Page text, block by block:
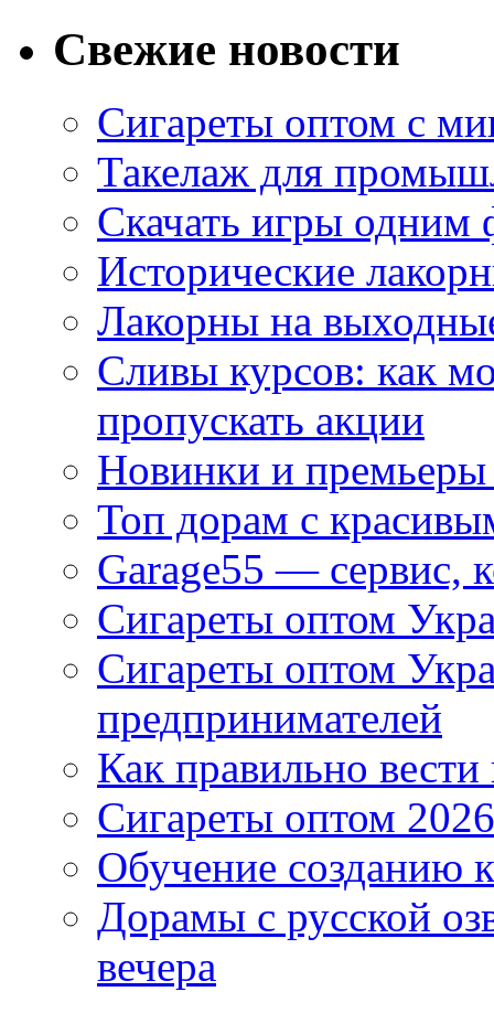
Свежие новости
Сигареты оптом с
Такелаж для
Скачать игры одним
Исторические
Лакорны на
Сливы курсов: как
пропускать акции
Новинки и
Топ дорам с
Garage55 — сервис,
Сигареты оптом
Сигареты оптом
предпринимателей
Как правильно
Сигареты оптом
Обучение созданию
Дорамы с русской
вечера